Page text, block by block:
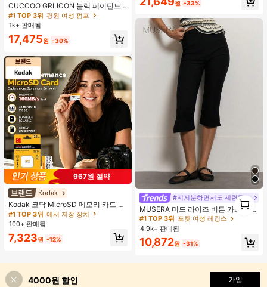
CUCCOO GRLICON 블랙 페이턴트
가죽 뾰족한 토 메탈 크리스크로스 스
트랩 더블 버클 장식 키튼 힐 뮬 슈즈,
쿨 걸즈를 위한 오토바이 스타일, 봄/
여름, 휴가, 여행, 2000년대 스타일에
적합
#1 TOP 3위 평원 여성 펌프
1k+ 판매됨
17,475원 -30%
967원 절약
Kodak
Kodak 코닥 MicroSD 메모리 카드 16
GB 32GB 64GB 128GB 256GB, Clas
s 10 U3 V30 A1 고속 TF 플래시 카
드, 100MB/S 읽기 속도, 4K Ultra HD
비디오 녹화 저장 카드, 휴대폰, 카메
라, 드론, 블랙박스, 보안 카메라 및 게
#1 TOP 3위 에서 저장 장치
100+ 판매됨
7,323원 -12%
원 -33%
#지저분하면서도 세련된 스타일
MUSERA 미드 라이즈 버튼 카프리 레
깅스 여름 휴가 Y2k 우아한 귀여운 캐
주얼 섹시 컬렉티브 개학 바지 봄 비즈
니스
#1 TOP 3위 포켓 여성 레깅스
4.9k+ 판매됨
10,872원 -31%
1
4000원 할인 가입